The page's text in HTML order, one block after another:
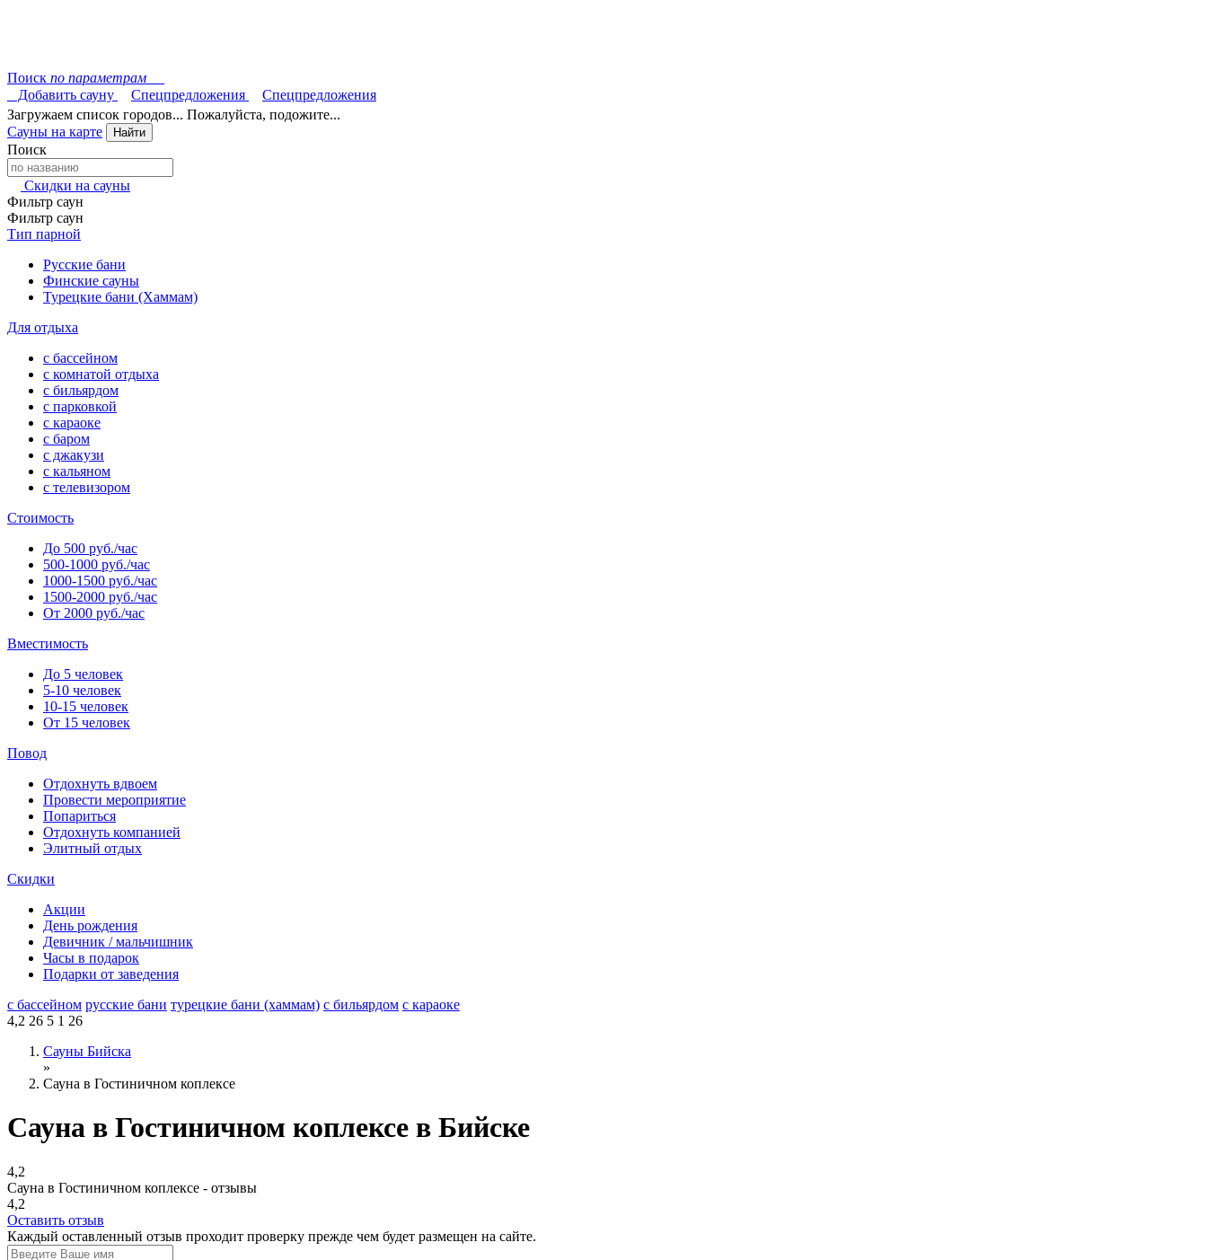
Поиск по параметрам
Добавить сауну
Спецпредложения
Спецпредложения
Загружаем список городов... Пожалуйста, подожите...
Сауны на карте
Найти
Поиск
Скидки на сауны
Фильтр саун
Фильтр саун
Тип парной
Русские бани
Финские сауны
Турецкие бани (Хаммам)
Для отдыха
с бассейном
с комнатой отдыха
с бильярдом
с парковкой
с караоке
с баром
с джакузи
с кальяном
с телевизором
Стоимость
До 500 руб./час
500-1000 руб./час
1000-1500 руб./час
1500-2000 руб./час
От 2000 руб./час
Вместимость
До 5 человек
5-10 человек
10-15 человек
От 15 человек
Повод
Отдохнуть вдвоем
Провести мероприятие
Попариться
Отдохнуть компанией
Элитный отдых
Скидки
Акции
День рождения
Девичник / мальчишник
Часы в подарок
Подарки от заведения
с бассейном русские бани турецкие бани (хаммам) с бильярдом с караоке
4,2 26 5 1 26
Сауны Бийска
»
Сауна в Гостиничном коплексе
Сауна в Гостиничном коплексе в Бийске
4,2
Сауна в Гостиничном коплексе - отзывы
4,2
Оставить отзыв
Каждый оставленный отзыв проходит проверку прежде чем будет размещен на сайте.